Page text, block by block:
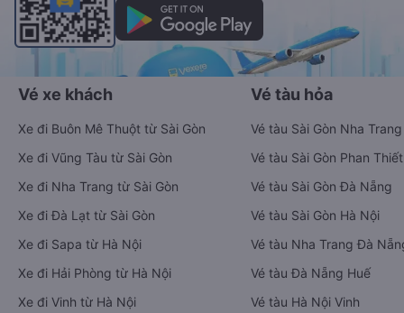
Vé xe khách
Xe đi Buôn Mê Thuột từ Sài Gòn
Xe đi Vũng Tàu từ Sài Gòn
Xe đi Nha Trang từ Sài Gòn
Xe đi Đà Lạt từ Sài Gòn
Xe đi Sapa từ Hà Nội
Xe đi Hải Phòng từ Hà Nội
Xe đi Vinh từ Hà Nội
Vé tàu hỏa
Vé tàu Sài Gòn Nha Trang
Vé tàu Sài Gòn Phan Thiết
Vé tàu Sài Gòn Đà Nẵng
Vé tàu Sài Gòn Hà Nội
Vé tàu Nha Trang Đà
Vé tàu Đà Nẵng Huế
Vé tàu Hà Nội Vinh